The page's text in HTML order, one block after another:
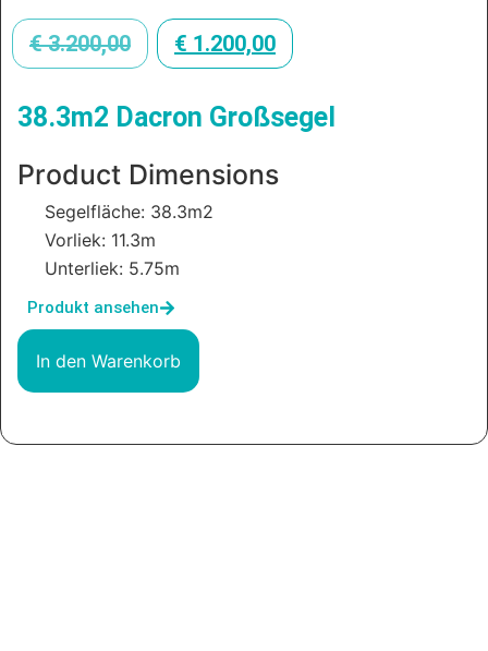
€3.200,00 € 1.200,00
38.3m2 Dacron Großsegel
Product Dimensions
Segelfläche: 38.3m2
Vorliek: 11.3m
Unterliek: 5.75m
Produkt ansehen
In den Warenkorb